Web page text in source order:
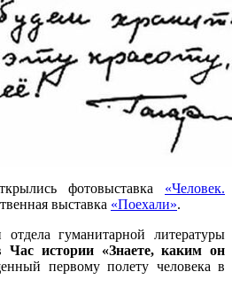
фотовыставка «Человек.
выставка «Поехали».
гуманитарной литературы
Час истории «Знаете, каким он
первому полету человека в